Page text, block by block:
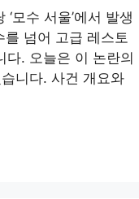
모수 서울’에서 발생
넘어 고급 레스토
다. 오늘은 이 논란의
니다. 사건 개요와